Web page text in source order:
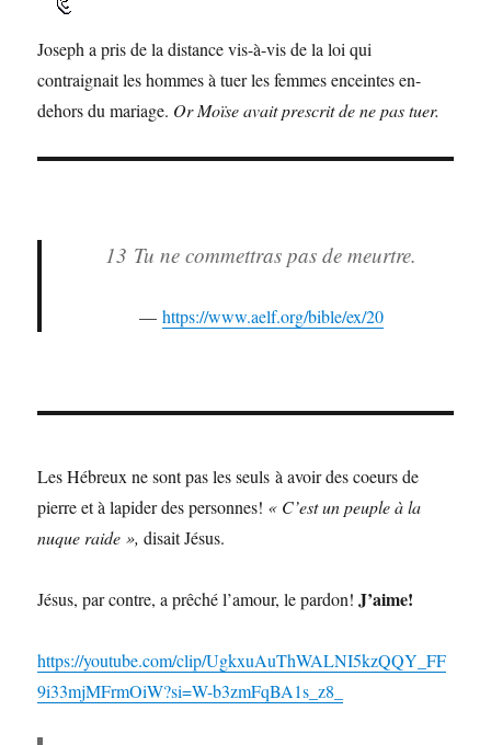
Joseph a pris de la distance vis-à-vis de la loi qui
contraignait les hommes à tuer les femmes enceintes en-
dehors du mariage. Or Moïse avait prescrit de ne pas tuer.
13 Tu ne commettras pas de meurtre.
https://www.aelf.org/bible/ex/20
Les Hébreux ne sont pas les seuls à avoir des coeurs de
pierre et à lapider des personnes! « C’est un peuple à la
nuque raide », disait Jésus.
Jésus, par contre, a prêché l’amour, le pardon!J’aime!
https://youtube.com/clip/UgkxuAuThWALNI5kzQQY_FF
9i33mjMFrmOiW?si=W-b3zmFqBA1s_z8_